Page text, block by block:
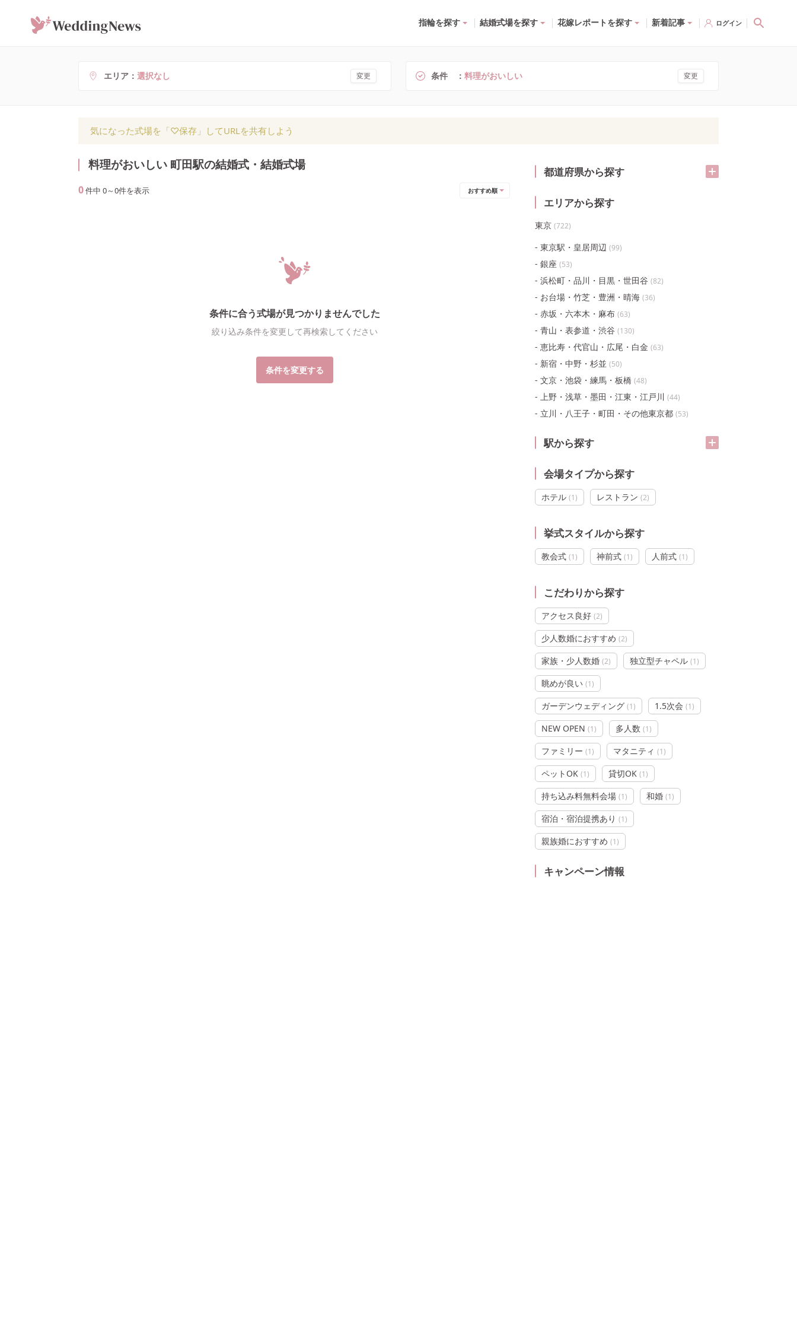
指輪を探す 結婚式場を探す 花嫁レポートを探す 新着記事 ログイン
エリア 選択なし 変更 条件 料理がおいしい 変更
気になった式場を「♡保存」してURLを共有しよう
都道府県から探す
エリアから探す
東京 (722)
東京駅・皇居周辺 (99)
銀座 (53)
浜松町・品川・目黒・世田谷 (82)
お台場・竹芝・豊洲・晴海 (36)
赤坂・六本木・麻布 (63)
青山・表参道・渋谷 (130)
恵比寿・代官山・広尾・白金 (63)
新宿・中野・杉並 (50)
文京・池袋・練馬・板橋 (48)
上野・浅草・墨田・江東・江戸川 (44)
立川・八王子・町田・その他東京都 (53)
駅から探す
会場タイプから探す
ホテル (1) レストラン (2)
挙式スタイルから探す
教会式 (1) 神前式 (1) 人前式 (1)
こだわりから探す
アクセス良好 (2)
少人数婚におすすめ (2)
家族・少人数婚 (2) 独立型チャペル (1)
眺めが良い (1)
ガーデンウェディング (1) 1.5次会 (1)
NEW OPEN (1) 多人数 (1)
ファミリー (1) マタニティ (1)
ペットOK (1) 貸切OK (1)
持ち込み料無料会場 (1) 和婚 (1)
宿泊・宿泊提携あり (1)
親族婚におすすめ (1)
キャンペーン情報
料理がおいしい 町田駅の結婚式・結婚式場
0件中 0～0件を表示 おすすめ順
条件に合う式場が見つかりませんでした
絞り込み条件を変更して再検索してください
条件を変更する